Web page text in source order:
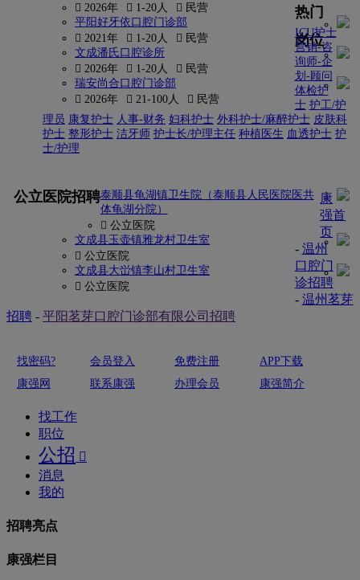
 2026年
 1-20人
 民营
平阳好牙依口腔门诊部
 2021年
 1-20人
 民营
文成潘氏口腔诊所
 2026年
 1-20人
 民营
瑞安尚合口腔门诊部
 2026年
 21-100人  民营
热门
岗位
ICU护士
营销-咨
询师-企
划-顾问
体检护
士 护工/护
理员 康复护士 人事-财务 妇科护士 外科护士/麻醉护士 皮肤科
护士 整形护士 洁牙师 护士长/护理主任 种植医生 血透护士 护
士/护理
公立医院招聘泰顺县龟湖镇卫生院（泰顺县人民医院医共
体龟湖分院）
 公立医院
文成县玉壶镇雅龙村卫生室
 公立医院
文成县大峃镇李山村卫生室
 公立医院
康
强首
页
- 温州
口腔门
诊招聘
- 温州茗芽
招聘 - 平阳茗芽口腔门诊部有限公司招聘
找密码? 会员登入 免费注册
APP下载
康强网
联系康强 办理会员 康强简介
找工作
职位
公招 
消息
我的
招聘亮点
康强栏目